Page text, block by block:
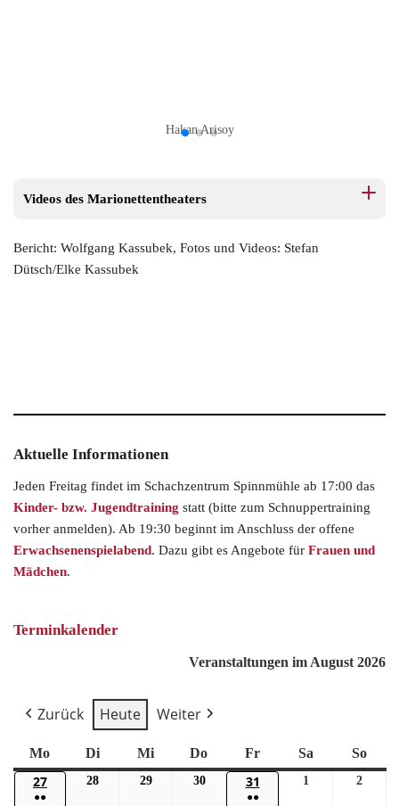
Hakan Arisoy
Videos des Marionettentheaters
Bericht: Wolfgang Kassubek, Fotos und Videos: Stefan
Dütsch/Elke Kassubek
Aktuelle Informationen
Jeden Freitag findet im Schachzentrum Spinnmühle ab 17:00 das
Kinder- bzw. Jugendtraining statt (bitte zum Schnuppertraining
vorher anmelden). Ab 19:30 beginnt im Anschluss der offene
Erwachsenenspielabend. Dazu gibt es Angebote für Frauen und
Mädchen.
Terminkalender
Veranstaltungen im August 2026
Zurück Heute Weiter
Mo Di Mi Do Fr Sa So
27
●●
28 29 30 31
●●
1 2